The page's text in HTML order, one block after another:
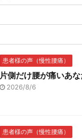
患者様の声（慢性腰痛）
片側だけ腰が痛いあ
2026/8/6
患者様の声（慢性腰痛）